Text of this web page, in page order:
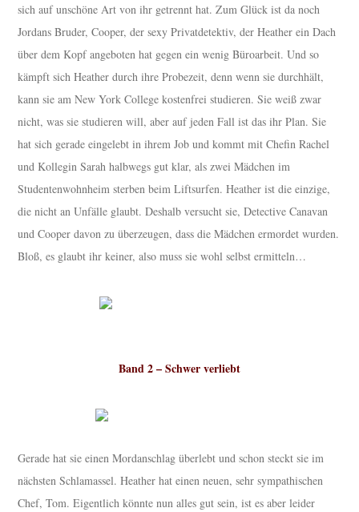
sich auf unschöne Art von ihr getrennt hat. Zum Glück ist da noch
Jordans Bruder, Cooper, der sexy Privatdetektiv, der Heather ein Dach
über dem Kopf angeboten hat gegen ein wenig Büroarbeit. Und so
kämpft sich Heather durch ihre Probezeit, denn wenn sie durchhält,
kann sie am New York College kostenfrei studieren. Sie weiß zwar
nicht, was sie studieren will, aber auf jeden Fall ist das ihr Plan. Sie
hat sich gerade eingelebt in ihrem Job und kommt mit Chefin Rachel
und Kollegin Sarah halbwegs gut klar, als zwei Mädchen im
Studentenwohnheim sterben beim Liftsurfen. Heather ist die einzige,
die nicht an Unfälle glaubt. Deshalb versucht sie, Detective Canavan
und Cooper davon zu überzeugen, dass die Mädchen ermordet wurden.
Bloß, es glaubt ihr keiner, also muss sie wohl selbst ermitteln…
Band 2 – Schwer verliebt
Gerade hat sie einen Mordanschlag überlebt und schon steckt sie im
nächsten Schlamassel. Heather hat einen neuen, sehr sympathischen
Chef, Tom. Eigentlich könnte nun alles gut sein, ist es aber leider